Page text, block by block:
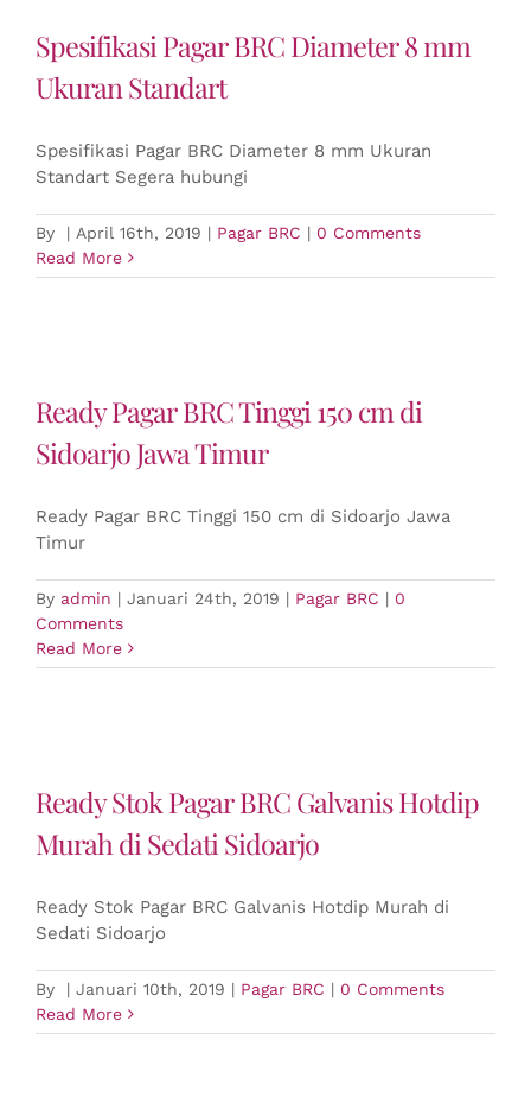
Spesifikasi Pagar BRC Diameter 8 mm
Ukuran Standart
Spesifikasi Pagar BRC Diameter 8 mm Ukuran
Standart Segera hubungi
By | April 16th, 2019 | Pagar BRC | 0 Comments
Read More
Ready Pagar BRC Tinggi 150 cm di
Sidoarjo Jawa Timur
Ready Pagar BRC Tinggi 150 cm di Sidoarjo Jawa
Timur
By admin | Januari 24th, 2019 | Pagar BRC | 0
Comments
Read More
Ready Stok Pagar BRC Galvanis Hotdip
Murah di Sedati Sidoarjo
Ready Stok Pagar BRC Galvanis Hotdip Murah di
Sedati Sidoarjo
By | Januari 10th, 2019 | Pagar BRC | 0 Comments
Read More